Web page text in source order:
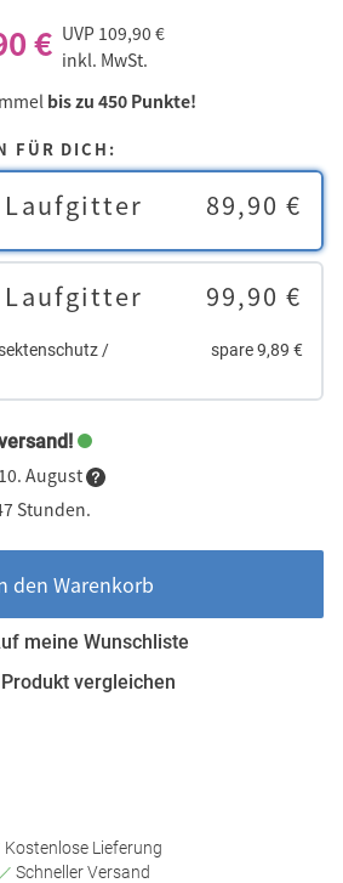
€ UVP 109,90 €
inkl. MwSt.
bis zu 450 Punkte!
FÜR DICH:
Laufgitter 89,90 €
Laufgitter
/
99,90 €
spare 9,89 €
August
Stunden.
den Warenkorb
meine Wunschliste
Produkt vergleichen
Kostenlose Lieferung
Schneller Versand